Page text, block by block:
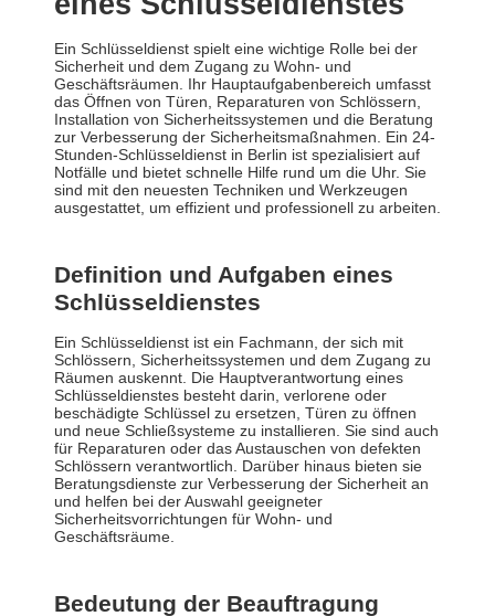
Ein Schlüsseldienst spielt eine wichtige Rolle bei der
Sicherheit und dem Zugang zu Wohn- und
Geschäftsräumen. Ihr Hauptaufgabenbereich umfasst
das Öffnen von Türen, Reparaturen von Schlössern,
Installation von Sicherheitssystemen und die Beratung
zur Verbesserung der Sicherheitsmaßnahmen. Ein 24-
Stunden-Schlüsseldienst in Berlin ist spezialisiert auf
Notfälle und bietet schnelle Hilfe rund um die Uhr. Sie
sind mit den neuesten Techniken und Werkzeugen
ausgestattet, um effizient und professionell zu arbeiten.
Definition und Aufgaben eines
Schlüsseldienstes
Ein Schlüsseldienst ist ein Fachmann, der sich mit
Schlössern, Sicherheitssystemen und dem Zugang zu
Räumen auskennt. Die Hauptverantwortung eines
Schlüsseldienstes besteht darin, verlorene oder
beschädigte Schlüssel zu ersetzen, Türen zu öffnen
und neue Schließsysteme zu installieren. Sie sind auch
für Reparaturen oder das Austauschen von defekten
Schlössern verantwortlich. Darüber hinaus bieten sie
Beratungsdienste zur Verbesserung der Sicherheit an
und helfen bei der Auswahl geeigneter
Sicherheitsvorrichtungen für Wohn- und
Geschäftsräume.
Bedeutung der Beauftragung